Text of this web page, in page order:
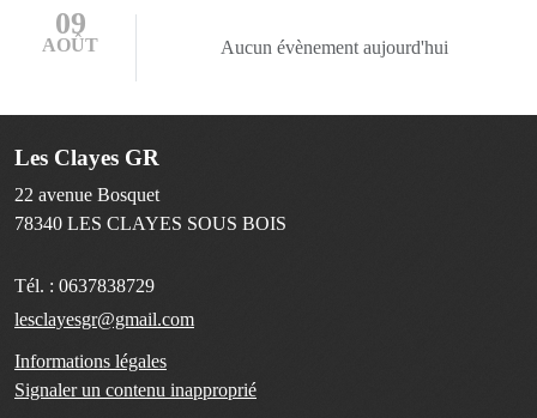
09
AOÛT Aucun évènement aujourd'hui
Les Clayes GR
22 avenue Bosquet
78340 LES CLAYES SOUS BOIS
Tél. : 0637838729
lesclayesgr@gmail.com
Informations légales
Signaler un contenu inapproprié